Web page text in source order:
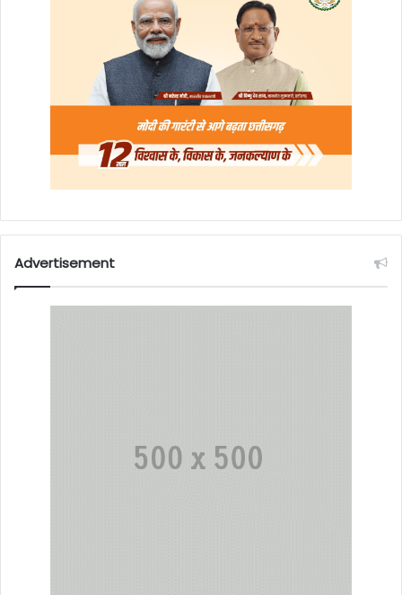
Advertisement